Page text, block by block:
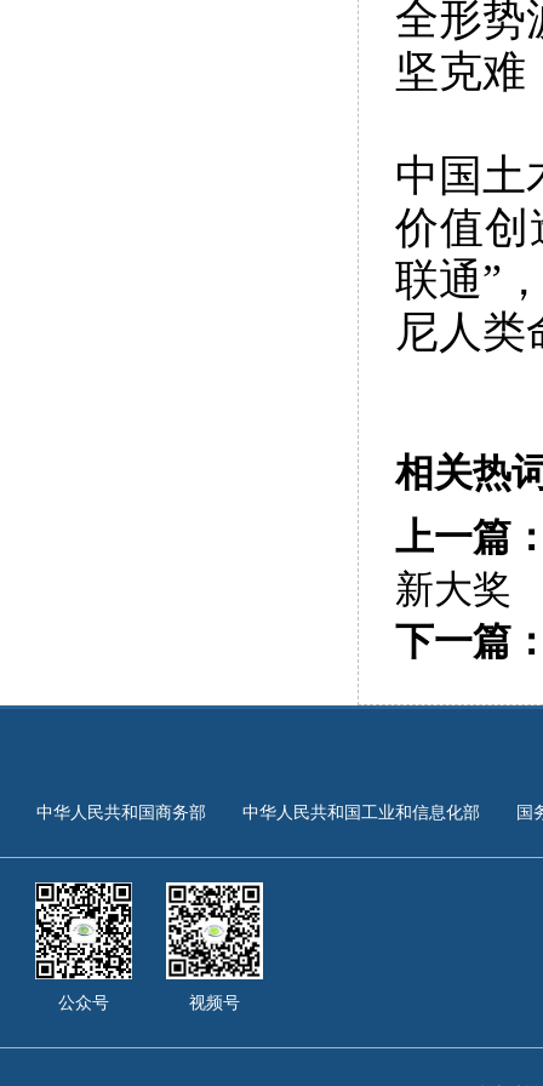
全形势
坚克难
中国土
价值创
联通”
尼人类
相关热
上一篇
新大奖
下一篇
中华人民共和国商务部 中华人民共和国工业和信息化部 国
公众号 视频号